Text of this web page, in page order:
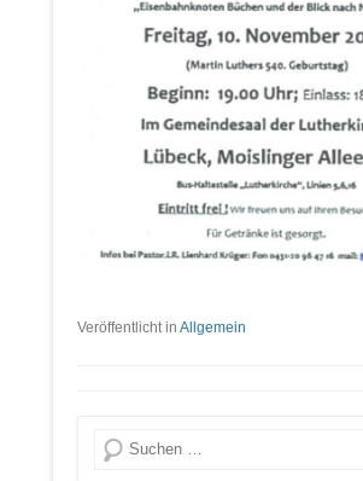
Veröffentlicht in Allgemein
Suche